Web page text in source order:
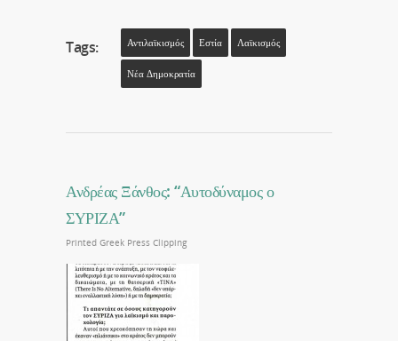
Tags: Αντιλαϊκισμός Εστία Λαϊκισμός
Νέα Δημοκρατία
Ανδρέας Ξάνθος: “Αυτοδύναμος ο
ΣΥΡΙΖΑ”
Printed Greek Press Clipping